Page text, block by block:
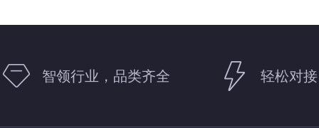
智领行业，品类齐全 轻松对